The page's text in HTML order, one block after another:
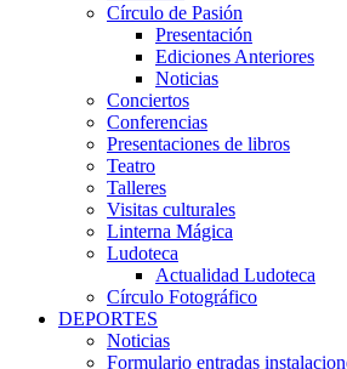
Círculo de Pasión
Presentación
Ediciones Anteriores
Noticias
Conciertos
Conferencias
Presentaciones de libros
Teatro
Talleres
Visitas culturales
Linterna Mágica
Ludoteca
Actualidad Ludoteca
Círculo Fotográfico
DEPORTES
Noticias
Formulario entradas